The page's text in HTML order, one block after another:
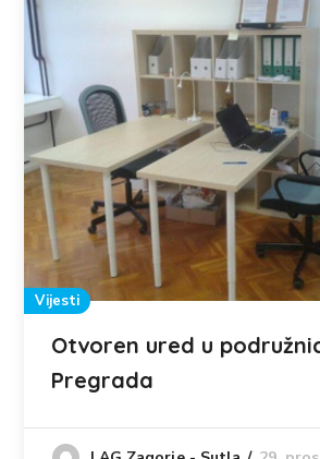
Vijesti
Otvoren ured u
Pregrada